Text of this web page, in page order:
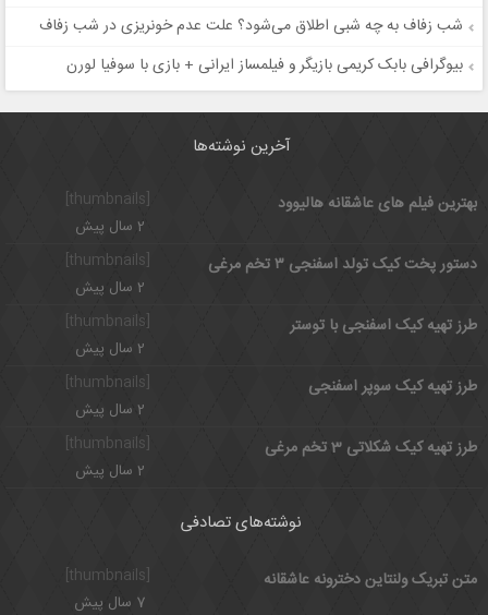
شب زفاف به چه شبی اطلاق می‌شود؟ علت عدم خونریزی در شب زفاف
بیوگرافی بابک کریمی بازیگر و فیلمساز ایرانی + بازی با سوفیا لورن
آخرین نوشته‌ها
بهترین فیلم های عاشقانه هالیوود
2 سال پیش
[thumbnails]
دستور پخت کیک تولد اسفنجی ۳ تخم مرغی
2 سال پیش
طرز تهیه کیک اسفنجی با توستر
2 سال پیش
[thumbnails]
طرز تهیه کیک سوپر اسفنجی
2 سال پیش
طرز تهیه کیک شکلاتی 3 تخم مرغی
2 سال پیش
نوشته‌های تصادفی
[thumbnails] متن تبریک ولنتاین دخترونه عاشقانه
7 سال پیش